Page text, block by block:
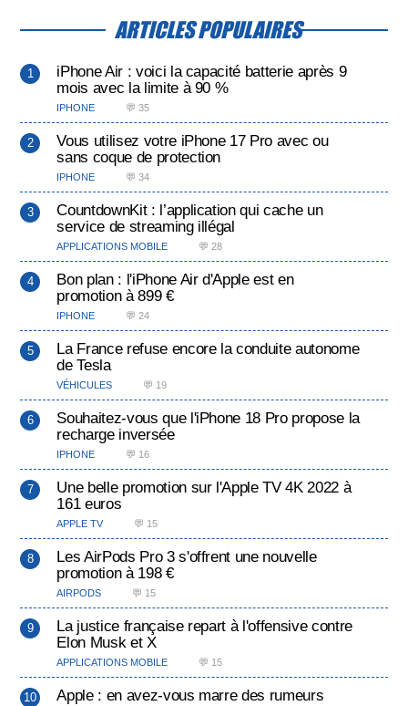
ARTICLES POPULAIRES
iPhone Air : voici la capacité batterie après 9
mois avec la limite à 90 %
IPHONE 💬 35
Vous utilisez votre iPhone 17 Pro avec ou
sans coque de protection
IPHONE 💬 34
CountdownKit : l’application qui cache un
service de streaming illégal
APPLICATIONS MOBILE 💬 28
Bon plan : l'iPhone Air d'Apple est en
promotion à 899 €
IPHONE 💬 24
La France refuse encore la conduite autonome
de Tesla
VÉHICULES 💬 19
Souhaitez-vous que l'iPhone 18 Pro propose la
recharge inversée
IPHONE 💬 16
Une belle promotion sur l'Apple TV 4K 2022 à
161 euros
APPLE TV 💬 15
Les AirPods Pro 3 s'offrent une nouvelle
promotion à 198 €
AIRPODS 💬 15
La justice française repart à l'offensive contre
Elon Musk et X
APPLICATIONS MOBILE 💬 15
Apple : en avez-vous marre des rumeurs